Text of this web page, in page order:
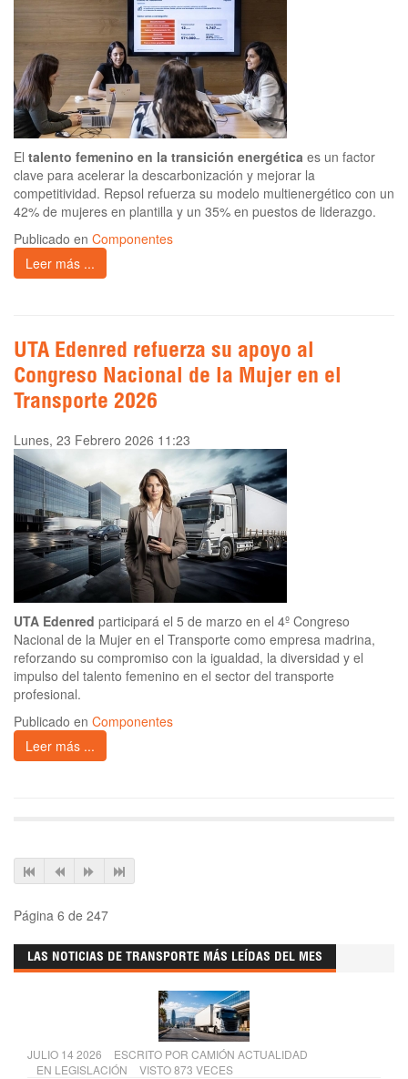
El talento femenino en la transición energética es un factor
clave para acelerar la descarbonización y mejorar la
competitividad. Repsol refuerza su modelo multienergético con un
42% de mujeres en plantilla y un 35% en puestos de liderazgo.
Publicado en Componentes
Leer más ...
UTA Edenred refuerza su apoyo al
Congreso Nacional de la Mujer en el
Transporte 2026
Lunes, 23 Febrero 2026 11:23
UTA Edenred participará el 5 de marzo en el 4º Congreso
Nacional de la Mujer en el Transporte como empresa madrina,
reforzando su compromiso con la igualdad, la diversidad y el
impulso del talento femenino en el sector del transporte
profesional.
Publicado en Componentes
Leer más ...
Página 6 de 247
LAS NOTICIAS DE TRANSPORTE MÁS LEÍDAS DEL MES
JULIO 14 2026 ESCRITO POR CAMIÓN ACTUALIDAD
EN LEGISLACIÓN VISTO 873 VECES